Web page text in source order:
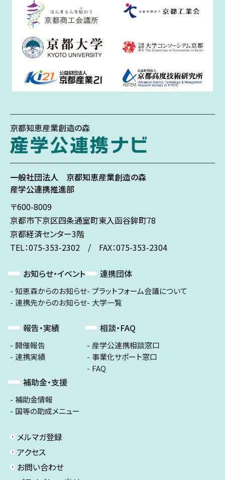
京都知恵産業創造の森
一般社団法人 京都知恵産業創造の森
産学公連携推進部
〒600-8009
京都市下京区四条通室町東入函谷鉾町78
京都経済センター3階
TEL：075-353-2302 / FAX：075-353-2304
お知らせ・イベント
知恵森からのお知らせ
連携先からのお知らせ
報告・実績
開催報告
連携実績
補助金・支援
補助金情報
国等の助成メニュー
連携団体
プラットフォーム会議について
大学一覧
相談・FAQ
産学公連携相談窓口
事業化サポート窓口
FAQ
メルマガ登録
アクセス
お問い合わせ